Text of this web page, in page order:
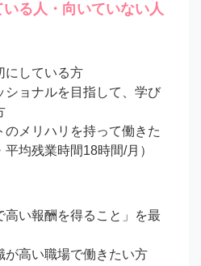
る人・向いていない人
している方
ョナルを目指して、学び
メリハリを持って働きた
均残業時間18時間/月）
い報酬を得ること」を最
高い職場で働きたい方